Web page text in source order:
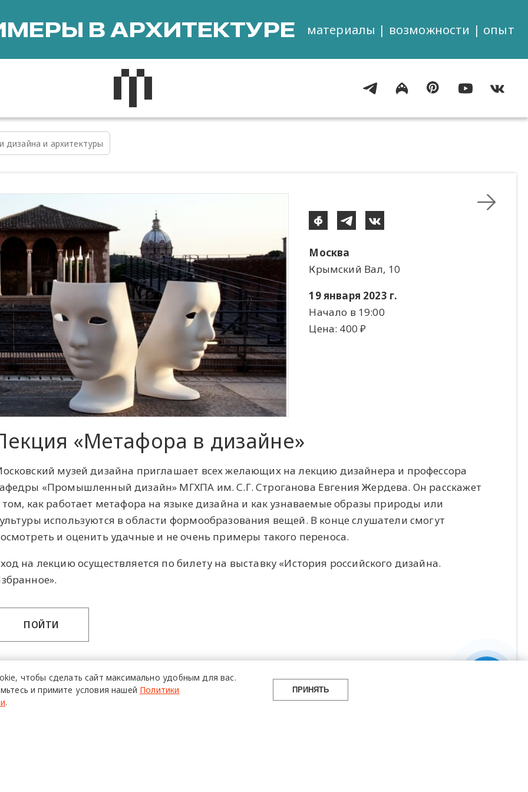
В АРХИТЕКТУРЕ материалы | возможности | опыт
дизайна и архитектуры
Москва
Крымский Вал, 10
19 января 2023 г.
Начало в 19:00
Цена: 400 ​₽​
«Метафора в дизайне»
музей дизайна приглашает всех желающих на лекцию дизайнера и профессора
«Промышленный дизайн» МГХПА им. С.Г. Строганова Евгения Жердева. Он расскажет
том, как работает метафора на языке дизайна и как узнаваемые образы природы или
используются в области формообразования вещей. В конце слушатели смогут
и оценить удачные и не очень примеры такого переноса.
на лекцию осуществляется по билету на выставку «История российского дизайна.
ПОЙТИ
чтобы сделать сайт максимально удобным для вас.
и примите условия нашей Политики
.
ПРИНЯТЬ